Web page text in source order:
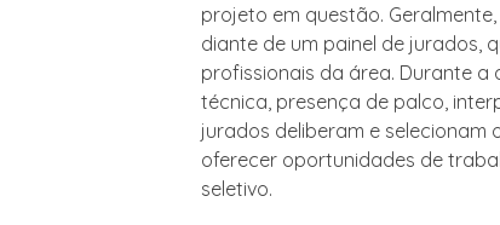
projeto em questão.
diante de um painel de jurados,
profissionais da área. Durante
técnica, presença de palco,
jurados deliberam e
oferecer oportunidades de
seletivo.